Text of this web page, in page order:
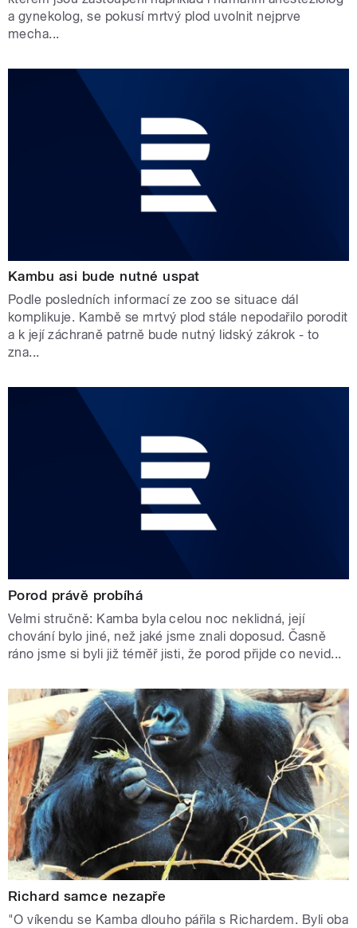
a gynekolog, se pokusí mrtvý plod uvolnit nejprve
mecha...
Kambu asi bude nutné uspat
Podle posledních informací ze zoo se situace dál
komplikuje. Kambě se mrtvý plod stále nepodařilo porodit
a k její záchraně patrně bude nutný lidský zákrok - to
zna...
Porod právě probíhá
Velmi stručně: Kamba byla celou noc neklidná, její
chování bylo jiné, než jaké jsme znali doposud. Časně
ráno jsme si byli již téměř jisti, že porod přijde co nevid...
Richard samce nezapře
"O víkendu se Kamba dlouho pářila s Richardem. Byli oba